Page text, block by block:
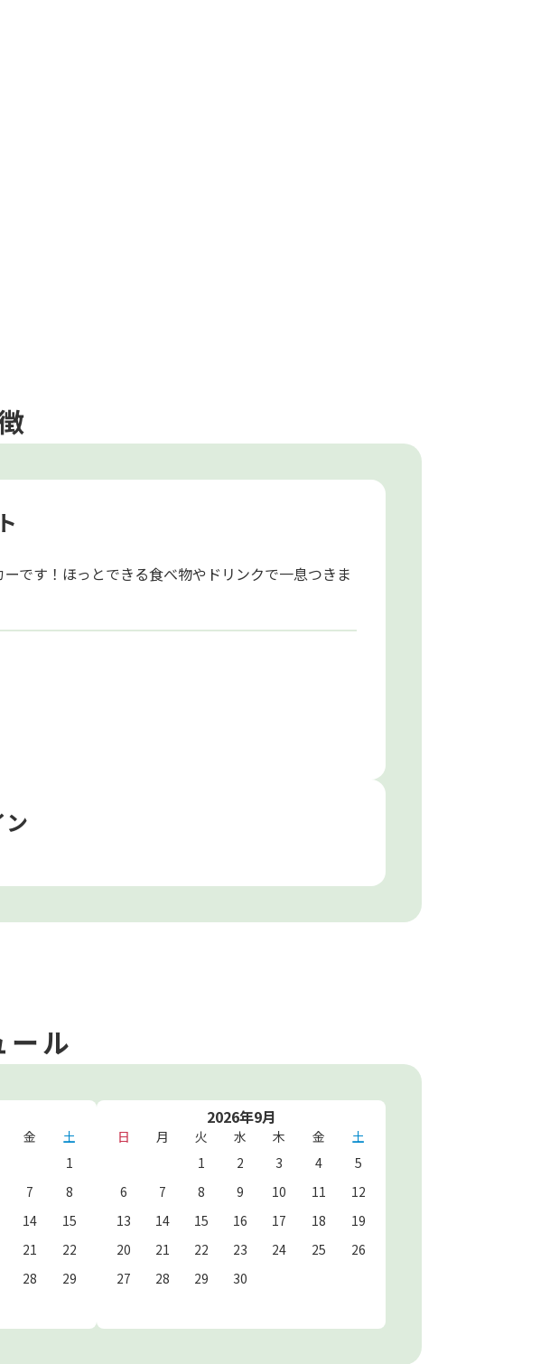
です！ほっとできる食べ物やドリンクで一息つきま
ール
金
土
1
7
8
14
15
21
22
28
29
2026年9月
日 月 火 水 木 金
土
1
2 3 4
5
6
7 8 9 10 11
12
13
14 15 16 17 18
19
20
21 22 23 24 25
26
27
28 29 30